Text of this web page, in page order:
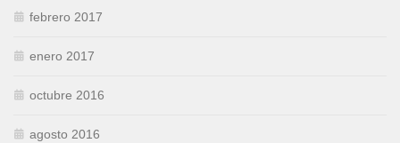
febrero 2017
enero 2017
octubre 2016
agosto 2016